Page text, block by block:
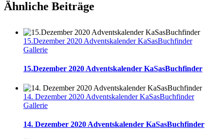
Ähnliche Beiträge
15.Dezember 2020 Adventskalender KaSasBuchfinder
Gallerie
15.Dezember 2020 Adventskalender KaSasBuchfinder
14. Dezember 2020 Adventskalender KaSasBuchfinder
Gallerie
14. Dezember 2020 Adventskalender KaSasBuchfinder